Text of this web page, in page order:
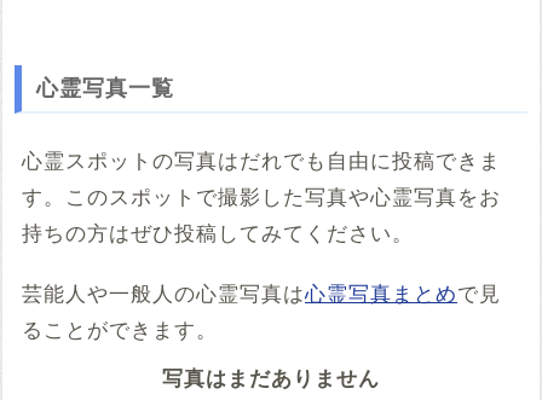
※「共有HTML」はパソコンでしか取得できないようです
例：<iframe src="https://www.google.com/maps/embed?
pb=******" width="600" height="450" frameborder="0"
コメント
心霊写真一覧
心霊スポットの写真はだれでも自由に投稿できま
す。このスポットで撮影した写真や心霊写真をお
持ちの方はぜひ投稿してみてください。
芸能人や一般人の心霊写真は心霊写真まとめで見
ることができます。
写真はまだありません